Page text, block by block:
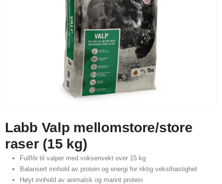
Labb Valp mellomstore/store
raser (15 kg)
Fullfôr til valper med voksenvekt over 15 kg
Balansert innhold av protein og energi for riktig veksthastighet
Høyt innhold av animalsk og marint protein